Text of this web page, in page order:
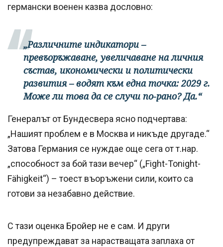
германски военен казва дословно:
„Различните индикатори –
превъоръжаване, увеличаване на личния
състав, икономически и политически
развития – водят към една точка: 2029 г.
Може ли това да се случи по-рано? Да.“
Генералът от Бундесвера ясно подчертава:
„Нашият проблем е в Москва и никъде другаде.“
Затова Германия се нуждае още сега от т.нар.
„способност за бой тази вечер“ („Fight-Tonight-
Fähigkeit“) – тоест въоръжени сили, които са
готови за незабавно действие.
С тази оценка Бройер не е сам. И други
предупреждават за нарастващата заплаха от